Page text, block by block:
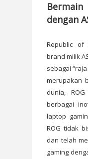
dengan
Republic of
brand milik
sebagai
merupakan
dunia,
berbagai
laptop
ROG tidak
dan telah
gaming